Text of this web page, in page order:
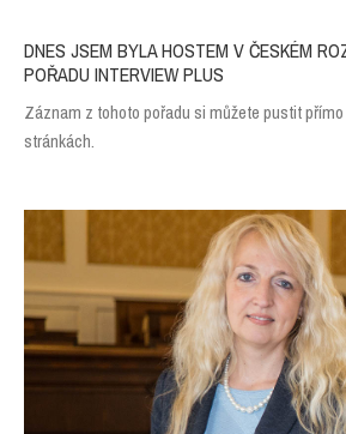
DNES JSEM BYLA HOSTEM V ČESKÉM
POŘADU INTERVIEW PLUS
Záznam z tohoto pořadu si můžete pustit
stránkách.